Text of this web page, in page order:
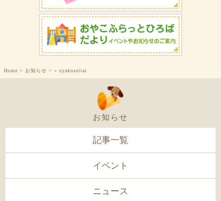
Home > お知らせ > » oyakoseitai
お知らせ
記事一覧
イベント
ニュース